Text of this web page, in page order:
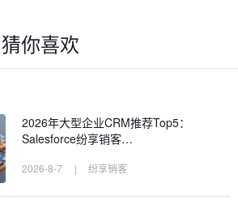
猜你喜欢
2026年大型企业CRM推荐Top5：
Salesforce纷享销客…
2026-8-7 | 纷享销客